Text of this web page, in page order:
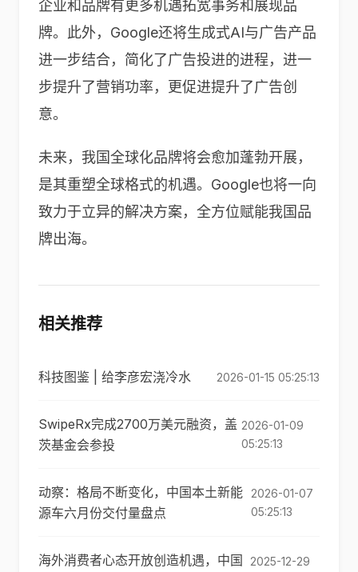
企业和品牌有更多机遇拓宽事务和展现品
牌。此外，Google还将生成式AI与广告产品
进一步结合，简化了广告投进的进程，进一
步提升了营销功率，更促进提升了广告创
意。
未来，我国全球化品牌将会愈加蓬勃开展，
是其重塑全球格式的机遇。Google也将一向
致力于立异的解决方案，全方位赋能我国品
牌出海。
相关推荐
科技图鉴 | 给李彦宏浇冷水 2026-01-15 05:25:13
SwipeRx完成2700万美元融资，盖
茨基金会参投
2026-01-09
05:25:13
动察：格局不断变化，中国本土新能
源车六月份交付量盘点
2026-01-07
05:25:13
海外消费者心态开放创造机遇，中国
2025-12-29